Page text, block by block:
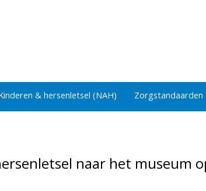
& hersenletsel (NAH) Zorgstandaarden
naar het museum